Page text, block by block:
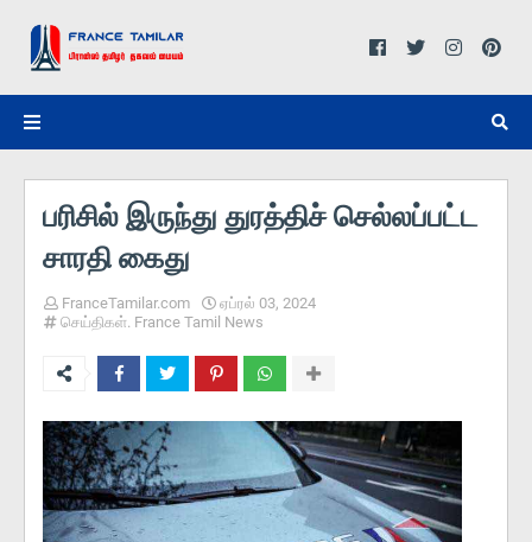
பரிசில் இருந்து துரத்திச் செல்லப்பட்ட
சாரதி கைது
FranceTamilar.com
ஏப்ரல் 03, 2024
செய்திகள். France Tamil News